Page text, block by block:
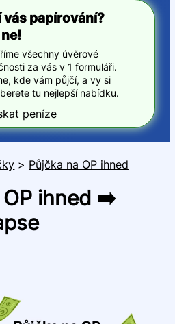
vás papírování?
všechny úvěrové
za vás v 1 formuláři.
kde vám půjčí, a vy si
tu nejlepší nabídku.
peníze
> Půjčka na OP ihned
OP ihned ➡️